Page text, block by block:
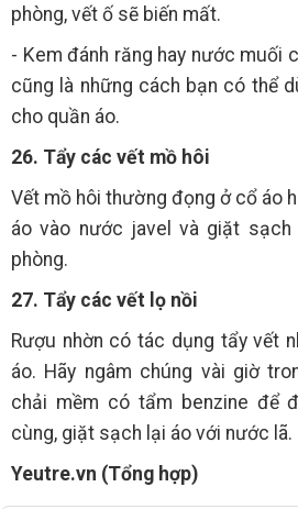
phòng, vết ố sẽ biến mất.
- Kem đánh răng hay nước muối
cũng là những cách bạn có thể
cho quần áo.
26. Tẩy các vết mồ hôi
Vết mồ hôi thường đọng ở cổ áo
áo vào nước javel và giặt
phòng.
27. Tẩy các vết lọ nồi
Rượu nhờn có tác dụng tẩy vết
áo. Hãy ngâm chúng vài giờ
chải mềm có tẩm benzine để
cùng, giặt sạch lại áo với nước lã.
Yeutre.vn (Tổng hợp)